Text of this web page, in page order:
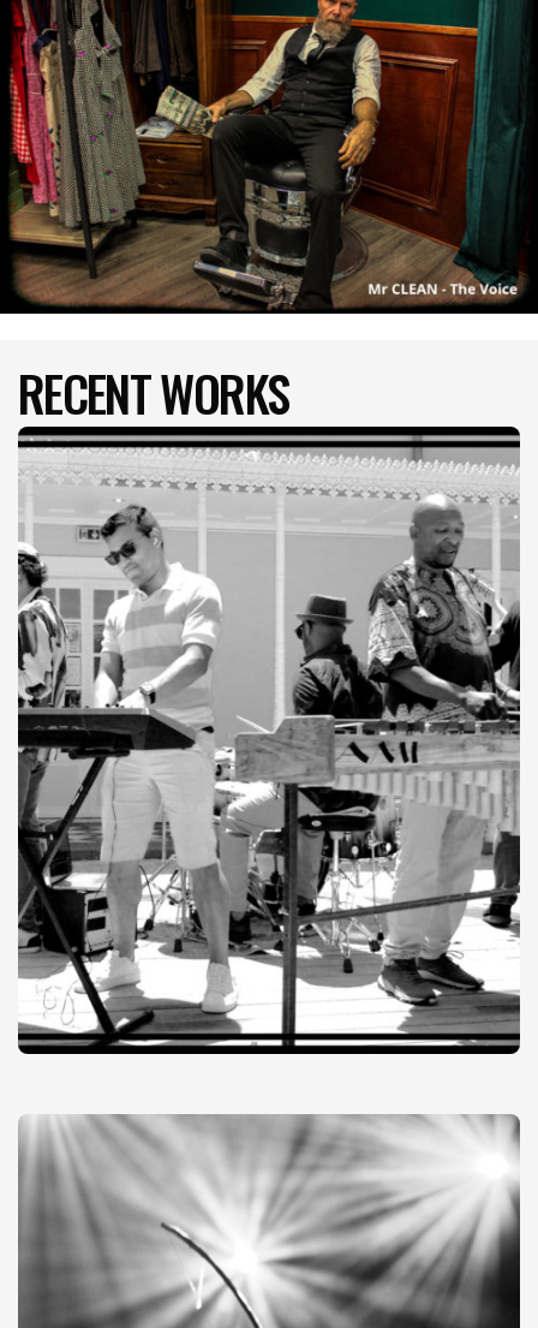
RECENT WORKS